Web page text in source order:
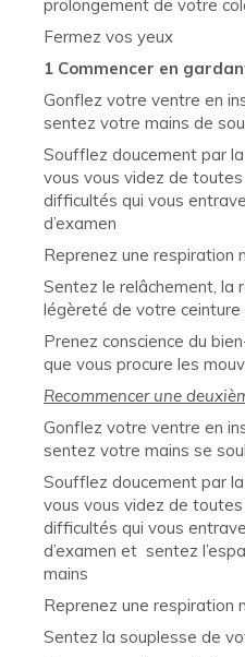
prolongement de votre
Fermez vos yeux
1 Commencer en
Gonflez votre ventre en
sentez votre mains de
Soufflez doucement par
vous vous videz de
difficultés qui vous
d’examen
Reprenez une respiration
Sentez le relâchement, la
légèreté de votre ceinture
Prenez conscience du
que vous procure les
Recommencer une
Gonflez votre ventre en
sentez votre mains se
Soufflez doucement par
vous vous videz de
difficultés qui vous
d’examen et sentez
mains
Reprenez une respiration
Sentez la souplesse de